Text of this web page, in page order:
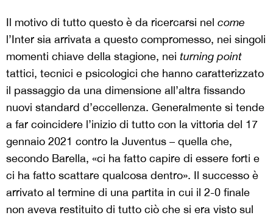
Il motivo di tutto questo è da ricercarsi nel come
l’Inter sia arrivata a questo compromesso, nei singoli
momenti chiave della stagione, nei turning point
tattici, tecnici e psicologici che hanno caratterizzato
il passaggio da una dimensione all’altra fissando
nuovi standard d’eccellenza. Generalmente si tende
a far coincidere l’inizio di tutto con la vittoria del 17
gennaio 2021 contro la Juventus – quella che,
secondo Barella, «ci ha fatto capire di essere forti e
ci ha fatto scattare qualcosa dentro». Il successo è
arrivato al termine di una partita in cui il 2-0 finale
non aveva restituito di tutto ciò che si era visto sul